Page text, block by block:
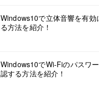
Windows10で立体音響を有効
る方法を紹介！
Windows10でWi-Fiのパスワ
認する方法を紹介！